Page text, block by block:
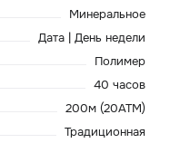
Минеральное
Дата | День недели
Полимер
40 часов
200м (20ATM)
Традиционная